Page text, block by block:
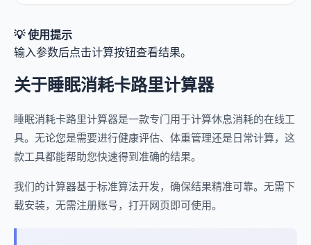
💡 使用提示
输入参数后点击计算按钮查看结果。
关于睡眠消耗卡路里计算器
睡眠消耗卡路里计算器是一款专门用于计算休息消耗的在线工
具。无论您是需要进行健康评估、体重管理还是日常计算，这
款工具都能帮助您快速得到准确的结果。
我们的计算器基于标准算法开发，确保结果精准可靠。无需下
载安装，无需注册账号，打开网页即可使用。